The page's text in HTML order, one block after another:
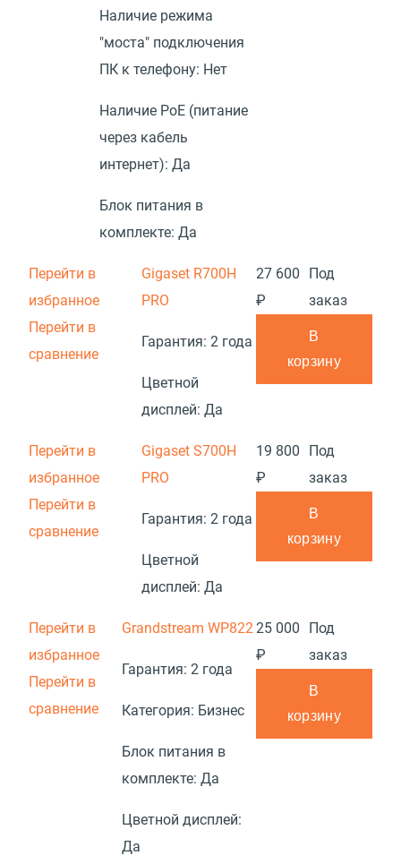
Наличие режима
"моста" подключения
ПК к телефону: Нет
Наличие PoE (питание
через кабель
интернет): Да
Блок питания в
комплекте: Да
Перейти в
избранное
Перейти в
сравнение
Gigaset R700H
PRO
Гарантия: 2 года
Цветной
дисплей:Да
27 600
₽
Под
заказ
В
корзину
Перейти в
избранное
Перейти в
сравнение
Gigaset S700H
PRO
Гарантия: 2 года
Цветной
дисплей:Да
19 800
₽
Под
заказ
В
корзину
Перейти в
избранное
Перейти в
сравнение
Grandstream WP822
Гарантия: 2 года
Категория: Бизнес
Блок питания в
комплекте: Да
Цветной дисплей:
Да
25 000
₽
Под
заказ
В
корзину